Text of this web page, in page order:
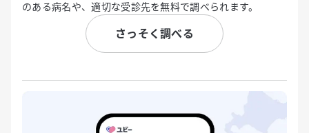
のある病名や、適切な受診先を無料で調べられます。
さっそく調べる